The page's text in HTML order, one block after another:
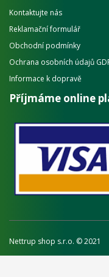
Kontaktujte nás
Reklamační formulář
Obchodní podmínky
Ochrana osobních údajů
Informace k dopravě
Příjmáme online
Nettrup shop s.r.o. © 2021